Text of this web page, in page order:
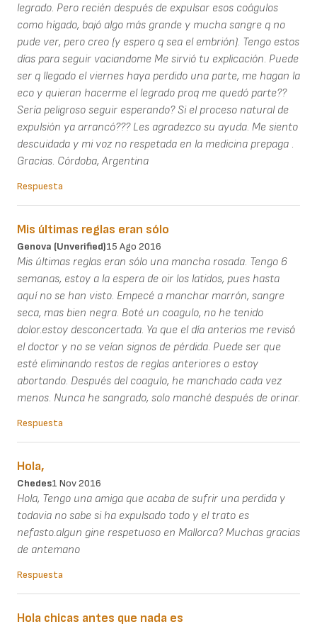
legrado. Pero recién después de expulsar esos coágulos
como hígado, bajó algo más grande y mucha sangre q no
pude ver, pero creo (y espero q sea el embrión). Tengo estos
días para seguir vaciandome Me sirvió tu explicación. Puede
ser q llegado el viernes haya perdido una parte, me hagan la
eco y quieran hacerme el legrado proq me quedó parte??
Sería peligroso seguir esperando? Si el proceso natural de
expulsión ya arrancó??? Les agradezco su ayuda. Me siento
descuidada y mi voz no respetada en la medicina prepaga .
Gracias. Córdoba, Argentina
Respuesta
Mis últimas reglas eran sólo
Genova (unverified)15 Ago 2016
Mis últimas reglas eran sólo una mancha rosada. Tengo 6
semanas, estoy a la espera de oir los latidos, pues hasta
aquí no se han visto. Empecé a manchar marrón, sangre
seca, mas bien negra. Boté un coagulo, no he tenido
dolor.estoy desconcertada. Ya que el día anterios me revisó
el doctor y no se veían signos de pérdida. Puede ser que
esté eliminando restos de reglas anteriores o estoy
abortando. Después del coagulo, he manchado cada vez
menos. Nunca he sangrado, solo manché después de orinar.
Respuesta
Hola,
Chedes1 Nov 2016
Hola, Tengo una amiga que acaba de sufrir una perdida y
todavia no sabe si ha expulsado todo y el trato es
nefasto.algun gine respetuoso en Mallorca? Muchas gracias
de antemano
Respuesta
Hola chicas antes que nada es